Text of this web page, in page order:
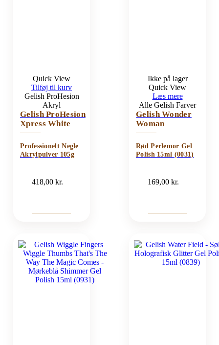
Quick View
Tilføj til kurv
Gelish ProHesion
Akryl
Gelish ProHesion
Xpress White
Professionelt Negle
Akrylpulver 105g
418,00kr.
Ikke på lager
Quick View
Læs mere
Alle Gelish Farver
Gelish Wonder
Woman
Rød Perlemor Gel
Polish 15ml (0031)
169,00kr.